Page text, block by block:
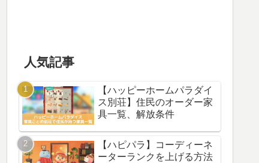
人気記事
【ハッピーホームパラダイ
ス別荘】住民のオーダー家
具一覧、解放条件
【ハピパラ】コーディーネ
ーターランクを上げる方法